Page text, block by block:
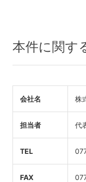
本件に関す
会社名 株
担当者 代
TEL
FAX